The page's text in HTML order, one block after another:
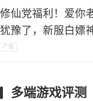
修仙党福利！爱你
犹豫了，新服白嫖
香吗？
广告
多端游戏评测